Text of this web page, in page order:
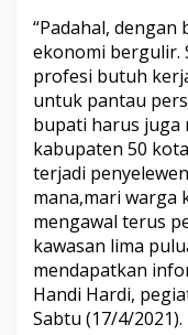
“Padahal,
ekonomi bergulir.
profesi butuh
untuk pantau
bupati harus juga
kabupaten 50
terjadi
mana,mari warga
mengawal terus
kawasan lima
mendapatkan
Handi Hardi,
Sabtu (17/4/2021).